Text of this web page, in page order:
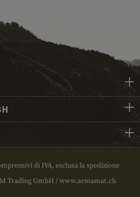
di IVA, esclusa la spedizione
Trading GmbH / www.armamat.ch